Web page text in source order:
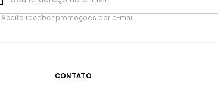
Aceito receber promoções por e-mail
CONTATO